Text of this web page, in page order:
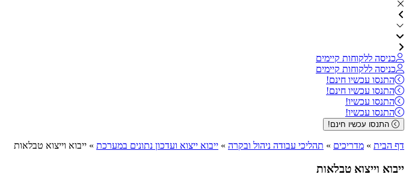
כניסה ללקוחות קיימים
כניסה ללקוחות קיימים
התנסו עכשיו חינם!
התנסו עכשיו חינם!
התנסו עכשיו!
התנסו עכשיו!
התנסו עכשיו חינם!
דף הבית » מדריכים » תהליכי עבודה ניהול ובקרה » ייבוא ייצוא ועדכון נתונים במערכת » ייבוא וייצוא טבלאות
ייבוא וייצוא טבלאות